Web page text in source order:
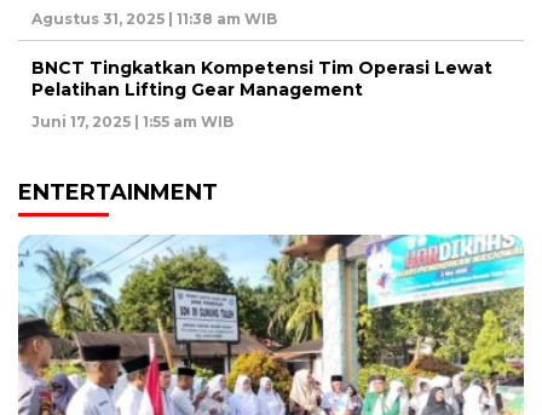
Agustus 31, 2025 | 11:38 am WIB
BNCT Tingkatkan Kompetensi Tim Operasi Lewat
Pelatihan Lifting Gear Management
Juni 17, 2025 | 1:55 am WIB
ENTERTAINMENT